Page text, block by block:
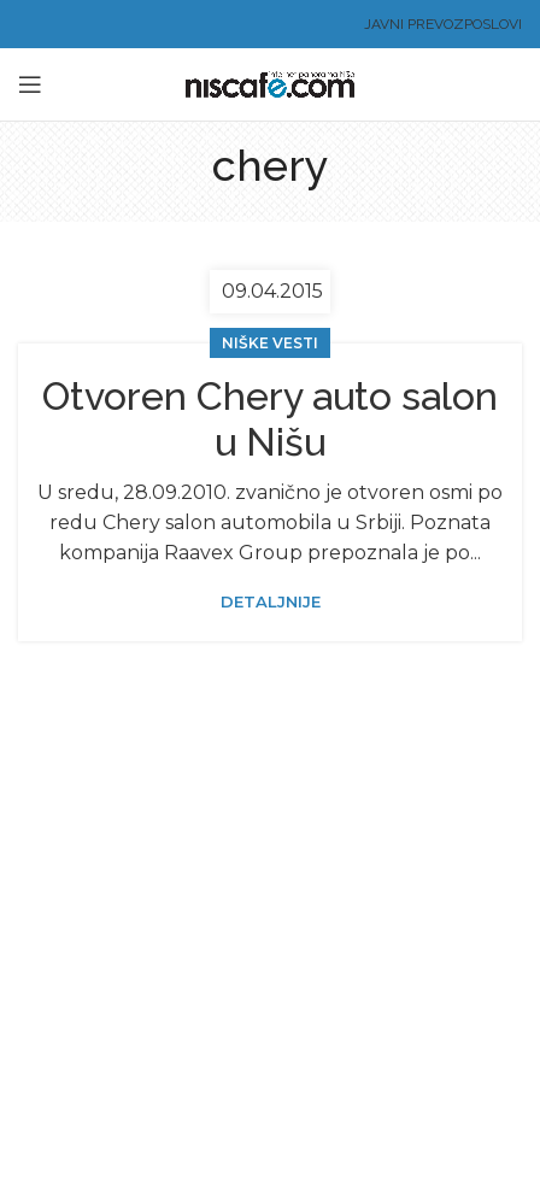
JAVNI PREVOZPOSLOVI
chery
09.04.2015
NIŠKE VESTI
Otvoren Chery auto salon
u Nišu
U sredu, 28.09.2010. zvanično je otvoren osmi po
redu Chery salon automobila u Srbiji. Poznata
kompanija Raavex Group prepoznala je po...
DETALJNIJE